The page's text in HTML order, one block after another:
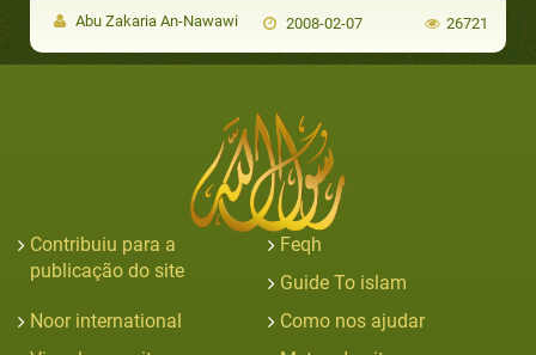
Abu Zakaria An-Nawawi 2008-02-07 26721
Contribuiu para a
publicação do site
Feqh
Guide To islam
Noor international
Como nos ajudar